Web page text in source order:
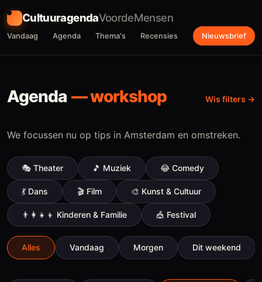
CultuuragendaVoordeMensen
Vandaag Agenda Thema's Recensies Nieuwsbrief
Agenda —workshop Wis filters
We focussen nu op tips in Amsterdam en omstreken.
🎭 Theater 🎵 Muziek 😂 Comedy
💃 Dans 🎬 Film 🎨 Kunst & Cultuur
👨‍👩‍👧‍👦 Kinderen & Familie 🎪 Festival
Alles Vandaag Morgen Dit weekend